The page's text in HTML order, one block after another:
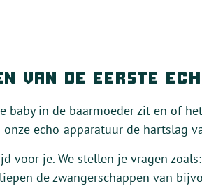
van de eerste
in de baarmoeder zit en of
echo-apparatuur de hartslag
voor je. We stellen je vragen
de zwangerschappen van